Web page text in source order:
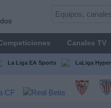
Canales TV
La Liga EA Sports LaLiga